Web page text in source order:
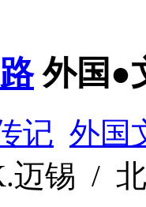
外国●
记 外国
迈锡 /